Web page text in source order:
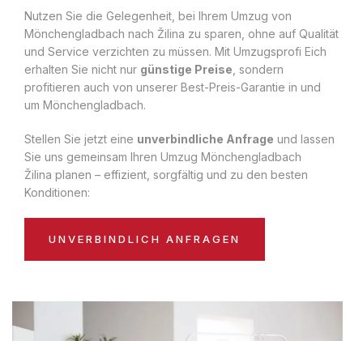
Nutzen Sie die Gelegenheit, bei Ihrem Umzug von
Mönchengladbach nach Žilina zu sparen, ohne auf Qualität
und Service verzichten zu müssen. Mit Umzugsprofi Eich
erhalten Sie nicht nur günstige Preise , sondern
profitieren auch von unserer Best-Preis-Garantie in und
um Mönchengladbach.
Stellen Sie jetzt eine unverbindliche Anfrage und lassen
Sie uns gemeinsam Ihren Umzug Mönchengladbach
Žilina planen – effizient, sorgfältig und zu den besten
Konditionen:
UNVERBINDLICH ANFRAGEN